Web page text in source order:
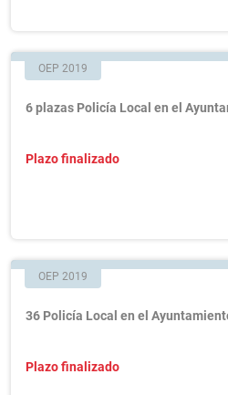
OEP 2019
6 plazas Policía Local en el
Plazo finalizado
OEP 2019
36 Policía Local en el
Plazo finalizado